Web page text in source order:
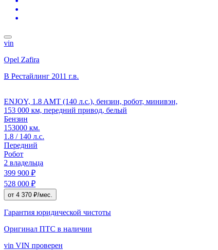
vin
Opel Zafira
B Рестайлинг 2011 г.в.
ENJOY, 1.8 AMT (140 л.с.), бензин, робот, минивэн,
153 000 км, передний привод, белый
Бензин
153000 км.
1.8 / 140 л.с.
Передний
Робот
2 владельца
399 900 ₽
528 000 ₽
от 4 370 ₽/мес.
Гарантия юридической чистоты
Оригинал ПТС в наличии
vin VIN проверен